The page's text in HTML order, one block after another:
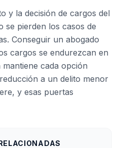
y la decisión de cargos del
se pierden los casos de
Conseguir un abogado
cargos se endurezcan en
cada opción
a un delito menor
y esas puertas